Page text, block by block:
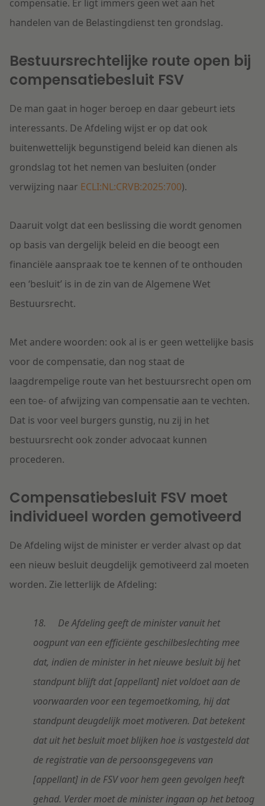
compensatie. Er ligt immers geen wet aan het
handelen van de Belastingdienst ten grondslag.
Bestuursrechtelijke route open bij
compensatiebesluit FSV
De man gaat in hoger beroep en daar gebeurt iets
interessants. De Afdeling wijst er op dat ook
buitenwettelijk begunstigend beleid kan dienen als
grondslag tot het nemen van besluiten (onder
verwijzing naar ECLI:NL:CRVB:2025:700).
Daaruit volgt dat een beslissing die wordt genomen
op basis van dergelijk beleid en die beoogt een
financiële aanspraak toe te kennen of te onthouden
een ‘besluit’ is in de zin van de Algemene Wet
Bestuursrecht.
Met andere woorden: ook al is er geen wettelijke basis
voor de compensatie, dan nog staat de
laagdrempelige route van het bestuursrecht open om
een toe- of afwijzing van compensatie aan te vechten.
Dat is voor veel burgers gunstig, nu zij in het
bestuursrecht ook zonder advocaat kunnen
procederen.
Compensatiebesluit FSV moet
individueel worden gemotiveerd
De Afdeling wijst de minister er verder alvast op dat
een nieuw besluit deugdelijk gemotiveerd zal moeten
worden. Zie letterlijk de Afdeling:
18. De Afdeling geeft de minister vanuit het
oogpunt van een efficiënte geschilbeslechting mee
dat, indien de minister in het nieuwe besluit bij het
standpunt blijft dat [appellant] niet voldoet aan de
voorwaarden voor een tegemoetkoming, hij dat
standpunt deugdelijk moet motiveren. Dat betekent
dat uit het besluit moet blijken hoe is vastgesteld dat
de registratie van de persoonsgegevens van
[appellant] in de FSV voor hem geen gevolgen heeft
gehad. Verder moet de minister ingaan op het betoog